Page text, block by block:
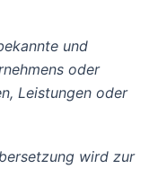
und
oder
Leistungen oder
wird zur